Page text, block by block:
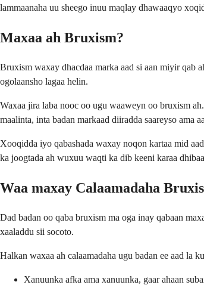
lammaanaha uu sheego inuu maqlay dhawaaqyo
Maxaa ah Bruxism?
Bruxism waxay dhacdaa marka aad si aan miyir qab
ogolaansho lagaa helin.
Waxaa jira laba nooc oo ugu waaweyn oo bruxism
maalinta, inta badan markaad diiradda saareyso ama
Xooqidda iyo qabashada waxay noqon kartaa mid
ka joogtada ah wuxuu waqti ka dib keeni karaa
Waa maxay Calaamadaha
Dad badan oo qaba bruxism ma oga inay qabaan
xaaladdu sii socoto.
Halkan waxaa ah calaamadaha ugu badan ee aad la
Xanuunka afka ama xanuunka, gaar ahaan